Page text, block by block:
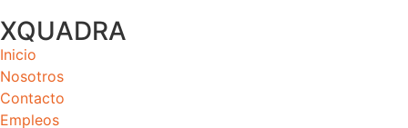
XQUADRA
Inicio
Nosotros
Contacto
Empleos